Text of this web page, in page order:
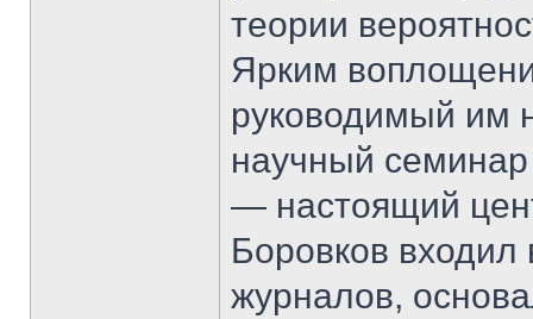
теории
Ярким
руководимый им
научный
— настоящий
Боровков
журналов,